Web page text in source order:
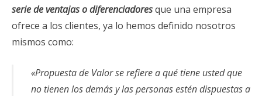
serie de ventajas o diferenciadoresque una empresa
ofrece a los clientes, ya lo hemos definido nosotros
mismos como:
«Propuesta de Valor se refiere a qué tiene usted que
no tienen los demás y las personas estén dispuestas a